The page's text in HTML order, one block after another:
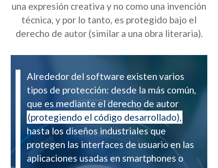
una expresión creativa y no como una invención
técnica, y por lo tanto, es protegido bajo el
derecho de autor (similar a una obra literaria).
Alrededor del software existen varios
tipos de protección: desde la más común,
que es mediante el derecho de autor
(protegiendo el código desarrollado),
hasta los diseños industriales que
protegen las interfaces de usuario en las
aplicaciones usadas en smartphones o